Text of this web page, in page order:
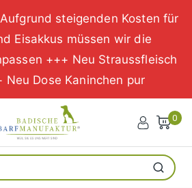
steigenden Kosten für
Eisakkus müssen wir die
+++ Neu Straussfleisch
Neu Dose Kaninchen pur
0
Suchen